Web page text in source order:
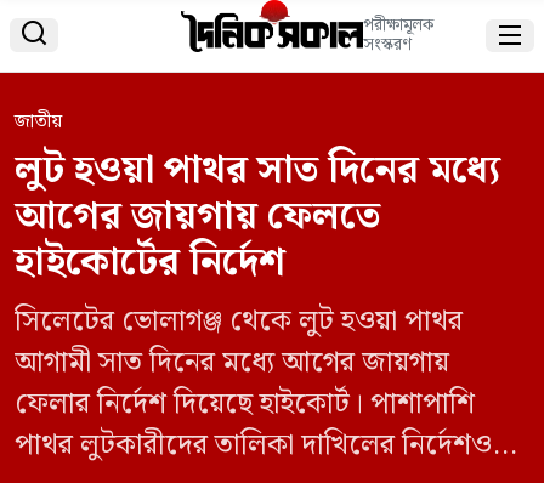
 পরীক্ষামূলক
সংস্করণ 
জাতীয়
লুট হওয়া পাথর সাত দিনের মধ্যে
আগের জায়গায় ফেলতে
হাইকোর্টের নির্দেশ
সিলেটের ভোলাগঞ্জ থেকে লুট হওয়া পাথর
আগামী সাত দিনের মধ্যে আগের জায়গায়
ফেলার নির্দেশ দিয়েছে হাইকোর্ট। পাশাপাশি
পাথর লুটকারীদের তালিকা দাখিলের নির্দেশও